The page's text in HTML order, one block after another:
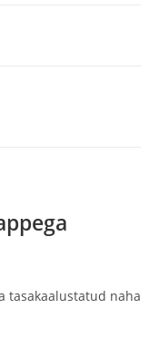
tasakaalustatud naha